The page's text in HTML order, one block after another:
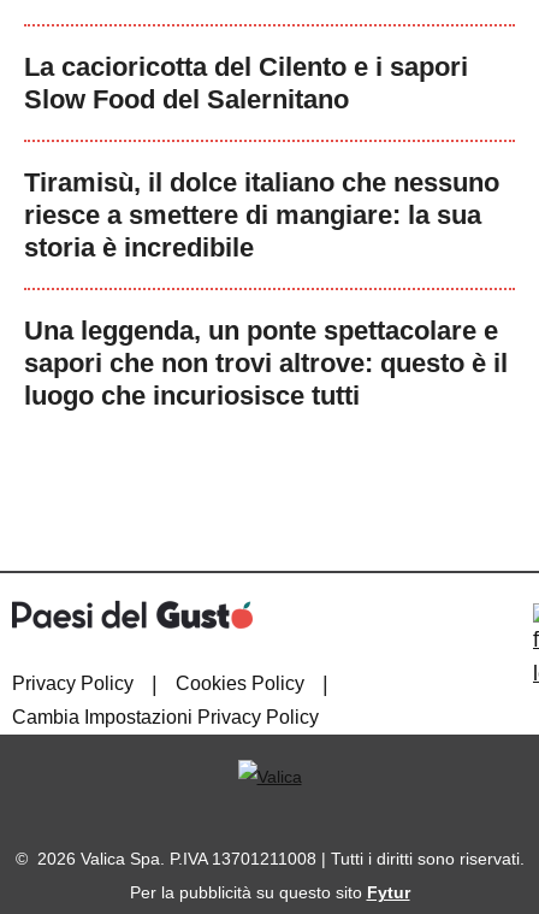
La cacioricotta del Cilento e i sapori
Slow Food del Salernitano
Tiramisù, il dolce italiano che nessuno
riesce a smettere di mangiare: la sua
storia è incredibile
Una leggenda, un ponte spettacolare e
sapori che non trovi altrove: questo è il
luogo che incuriosisce tutti
Privacy Policy Cookies Policy
Cambia Impostazioni Privacy Policy
© 2026 Valica Spa. P.IVA 13701211008 | Tutti i diritti sono riservati.
Per la pubblicità su questo sito Fytur